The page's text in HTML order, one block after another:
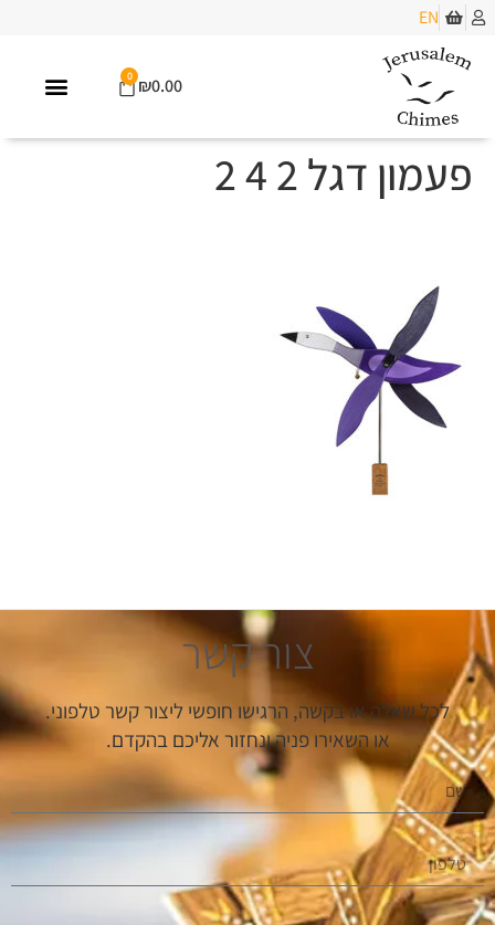
EN
₪0.00
0
פעמון דגל 2 4 2
צור קשר
לכל שאלה או בקשה, הרגישו חופשי ליצור קשר טלפוני.
או השאירו פניה ונחזור אליכם בהקדם.